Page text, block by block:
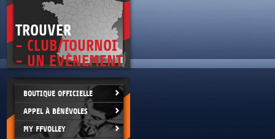
TROUVER
- CLUB/TOURNOI
- UN EVÈNEMENT
BOUTIQUE OFFICIELLE
APPEL À BÉNÉVOLES
MY FFVOLLEY